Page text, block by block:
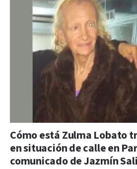
Cómo está Zulma Lobato
en situación de calle en
comunicado de Jazmín